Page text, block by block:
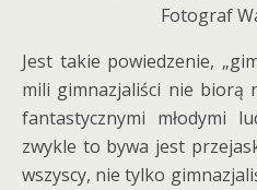
Fotograf
Jest takie powiedzenie,
mili gimnazjaliści nie biorą
fantastycznymi młodymi
zwykle to bywa jest
wszyscy, nie tylko